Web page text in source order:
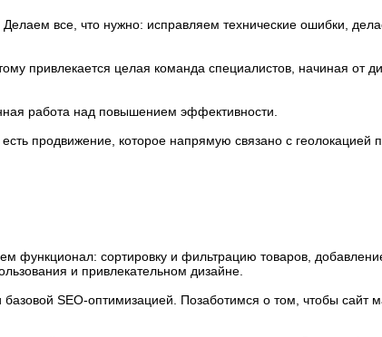
все, что нужно: исправляем технические ошибки,
привлекается целая команда специалистов, начиная от
работа над повышением эффективности.
продвижение, которое напрямую связано с геолокацией
сортировку и фильтрацию товаров,
и привлекательном дизайне.
SEO-оптимизацией. Позаботимся о том, чтобы сайт